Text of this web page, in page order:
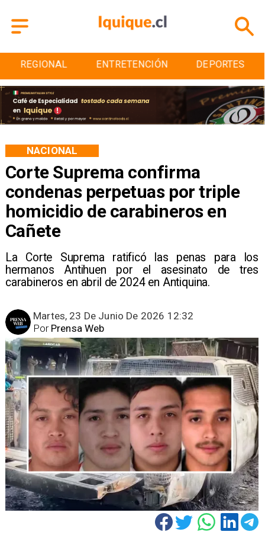
ENTRETENCIÓN DEPORTES CULTURA
Corte Suprema confirma
condenas perpetuas por triple
homicidio de carabineros en
Cañete
La Corte Suprema ratificó las penas para los
hermanos Antihuen por el asesinato de tres
carabineros en abril de 2024 en Antiquina.
NACIONAL
Martes, 23 De Junio De 2026 12:32
Prensa Web
Por